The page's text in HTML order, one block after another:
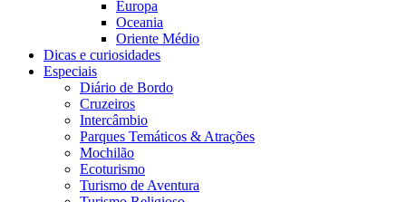
Europa
Oceania
Oriente Médio
Dicas e curiosidades
Especiais
Diário de Bordo
Cruzeiros
Intercâmbio
Parques Temáticos & Atrações
Mochilão
Ecoturismo
Turismo de Aventura